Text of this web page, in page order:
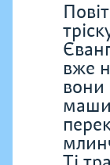
вже
вони